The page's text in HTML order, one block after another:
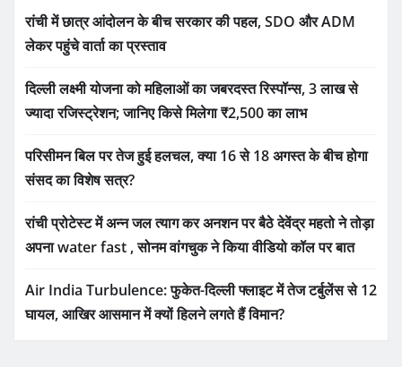
रांची में छात्र आंदोलन के बीच सरकार की पहल, SDO और ADM
लेकर पहुंचे वार्ता का प्रस्ताव
दिल्ली लक्ष्मी योजना को महिलाओं का जबरदस्त रिस्पॉन्स, 3 लाख से
ज्यादा रजिस्ट्रेशन; जानिए किसे मिलेगा ₹2,500 का लाभ
परिसीमन बिल पर तेज हुई हलचल, क्या 16 से 18 अगस्त के बीच होगा
संसद का विशेष सत्र?
रांची प्रोटेस्ट में अन्न जल त्याग कर अनशन पर बैठे देवेंद्र महतो ने तोड़ा
अपना water fast , सोनम वांगचुक ने किया वीडियो कॉल पर बात
Air India Turbulence: फुकेत-दिल्ली फ्लाइट में तेज टर्बुलेंस से 12
घायल, आखिर आसमान में क्यों हिलने लगते हैं विमान?